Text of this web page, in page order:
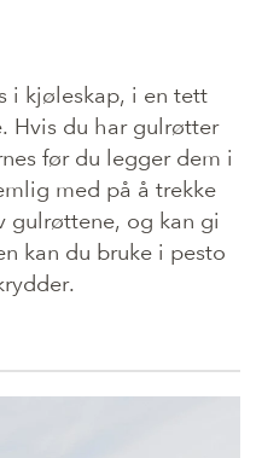
i kjøleskap, i en tett
Hvis du har gulrøtter
før du legger dem i
med på å trekke
og kan gi
kan du bruke i pesto